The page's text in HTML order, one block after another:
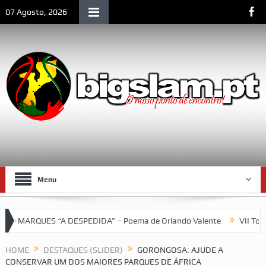
07 Agosto, 2026
Menu
“A DESPEDIDA” – Poema de Orlando Valente VII Torneio
HOME DESTAQUES (SLIDER)
GORONGOSA: AJUDE A
CONSERVAR UM DOS MAIORES PARQUES DE ÁFRICA